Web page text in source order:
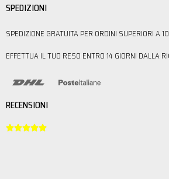
SPEDIZIONI
SPEDIZIONE GRATUITA PER ORDINI SUPERIORI A
EFFETTUA IL TUO RESO ENTRO 14 GIORNI DALLA
RECENSIONI
